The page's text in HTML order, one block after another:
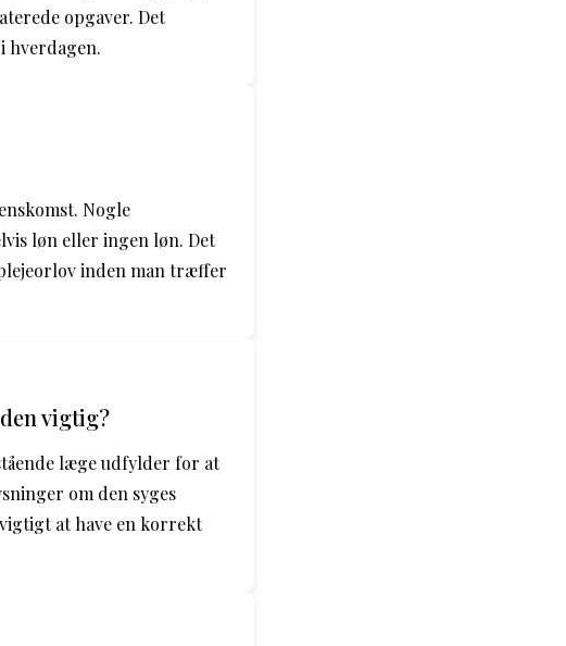
opgaver. Det
hverdagen.
Nogle
løn eller ingen løn. Det
inden man træffer
vigtig?
læge udfylder for at
om den syges
at have en korrekt